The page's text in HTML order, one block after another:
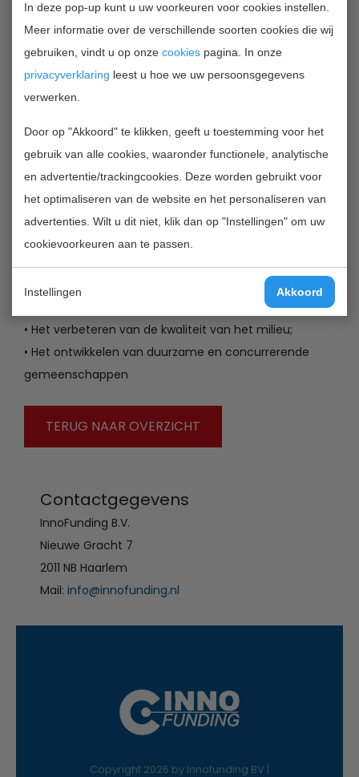
In deze pop-up kunt u uw voorkeuren voor cookies instellen.
Meer informatie over de verschillende soorten cookies die wij
gebruiken, vindt u op onze cookies pagina. In onze
privacyverklaring leest u hoe we uw persoonsgegevens
verwerken.
Door op "Akkoord" te klikken, geeft u toestemming voor het
gebruik van alle cookies, waaronder functionele, analytische
en advertentie/trackingcookies. Deze worden gebruikt voor
het optimaliseren van de website en het personaliseren van
advertenties. Wilt u dit niet, klik dan op "Instellingen" om uw
cookievoorkeuren aan te passen.
Instellingen Akkoord
programma heeft tijdens de Preparation Semiar meer
duidelijkheid gegeven over de (rand)voorwaarden voor
het indienen van de projectvoorstellen. In de
bijlage Uitkomsten van het 9th call Preparation
Seminar vindt u daar meer informatie over.
Met het programma Interreg IVB Noordzee-regio 2007-
2013 wil de Europese Unie de transnationale
samenwerking tussen België, Duitsland, Nederland,
Groot-Brittannië, Zweden en Noorwegen ondersteunen.
Het programma moet een meetbaar verschil
• Het verhogen van het algemene innovatieniveau in
• Het verbeteren van de kwaliteit van het milieu;
• Het ontwikkelen van duurzame en concurrerende
gemeenschappen
TERUG NAAR OVERZICHT
Contactgegevens
InnoFunding B.V.
Nieuwe Gracht 7
2011 NB Haarlem
Mail: info@innofunding.nl
Copyright 2026 by Innofunding BV |